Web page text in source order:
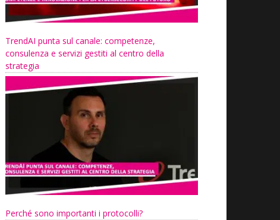
TrendAI punta sul canale: competenze,
consulenza e servizi gestiti al centro della
strategia
Perché sono importanti i protocolli?